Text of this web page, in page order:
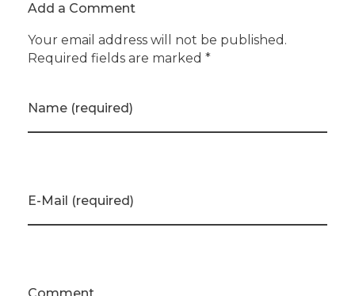
Add a Comment
Your email address will not be published.
Required fields are marked *
Name (required)
E-Mail (required)